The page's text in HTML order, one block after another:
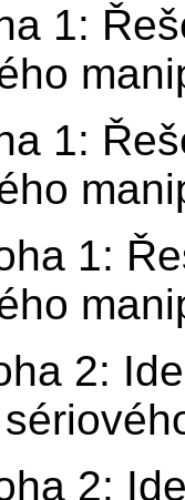
1:
1:
1:
2:
2: